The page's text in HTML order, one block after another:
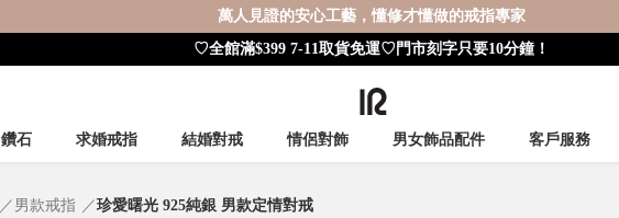
萬人見證的安心工藝，懂修才懂做的戒指專家
♡全館滿$399 7-11取貨免運♡門市刻字只要10分鐘！
鑽石 求婚戒指 結婚對戒 情侶對飾 男女飾品配件 客戶服務
男款戒指 珍愛曙光 925純銀 男款定情對戒